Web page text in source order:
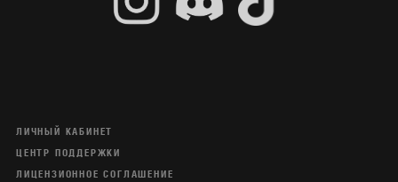
ЛИЧНЫЙ КАБИНЕТ
ЦЕНТР ПОДДЕРЖКИ
ЛИЦЕНЗИОННОЕ СОГЛАШЕНИЕ